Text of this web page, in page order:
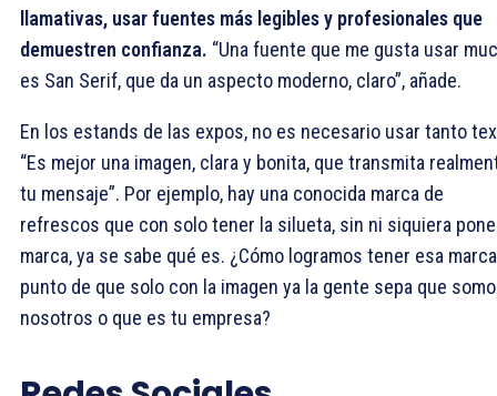
llamativas, usar fuentes más legibles y profesionales que
demuestren confianza. “Una fuente que me gusta usar
es San Serif, que da un aspecto moderno, claro”, añade.
En los estands de las expos, no es necesario usar tanto
“Es mejor una imagen, clara y bonita, que transmita
tu mensaje”. Por ejemplo, hay una conocida marca de
refrescos que con solo tener la silueta, sin ni siquiera
marca, ya se sabe qué es. ¿Cómo logramos tener esa
punto de que solo con la imagen ya la gente sepa que
nosotros o que es tu empresa?